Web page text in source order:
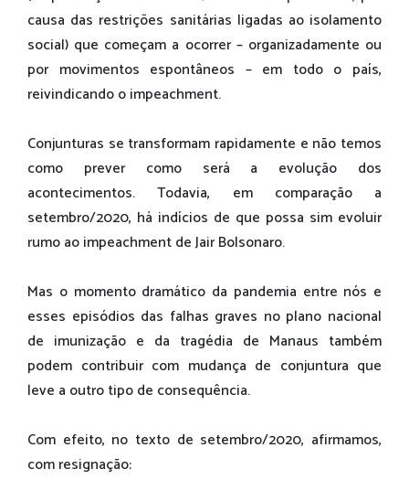
causa das restrições sanitárias ligadas ao isolamento
social) que começam a ocorrer – organizadamente ou
por movimentos espontâneos – em todo o país,
reivindicando o impeachment.
Conjunturas se transformam rapidamente e não temos
como prever como será a evolução dos
acontecimentos. Todavia, em comparação a
setembro/2020, há indícios de que possa sim evoluir
rumo ao impeachment de Jair Bolsonaro.
Mas o momento dramático da pandemia entre nós e
esses episódios das falhas graves no plano nacional
de imunização e da tragédia de Manaus também
podem contribuir com mudança de conjuntura que
leve a outro tipo de consequência.
Com efeito, no texto de setembro/2020, afirmamos,
com resignação: